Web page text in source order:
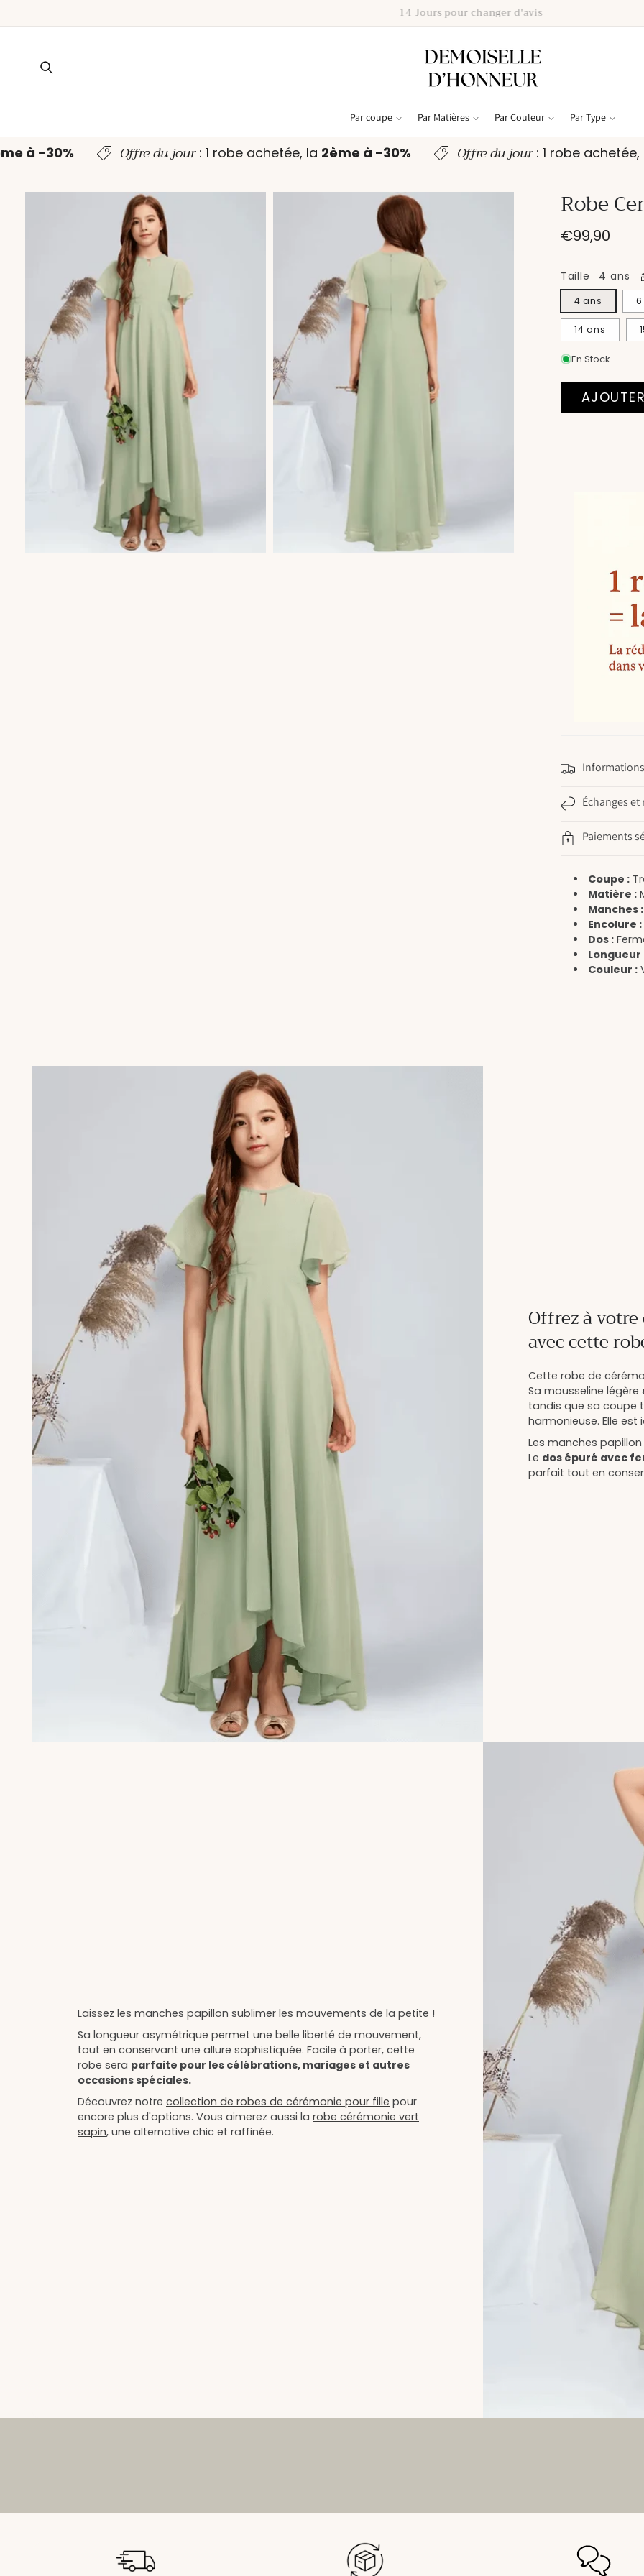
CONTENU
Livraison Offerte
Par coupe Par Matières Par Couleur Par Type
à -30% Offre du jour: 1 robe achetée, la2ème à -30% Offre du jour: 1 robe
Robe
Prix
habituel
€99,90
Taille 4 ans
4 ans
14 ans
En Stock
Échanges
Paiements
Coupe :
Matière :
Manches :
Encolure :
Dos :
Longueur
Couleur :
Offrez à
avec cette
Cette robe de
Sa mousseline légère
tandis que sa coupe
harmonieuse. Elle
Les manches
Le dos épuré avec
parfait tout en
Laissez les manches papillon sublimer les mouvements de la petite !
Sa longueur asymétrique permet une belle liberté de mouvement,
tout en conservant une allure sophistiquée. Facile à porter, cette
robe sera parfaite pour les célébrations, mariages et autres
occasions spéciales.
Découvrez notre collection de robes de cérémonie pour fille pour
encore plus d'options. Vous aimerez aussi la robe cérémonie vert
sapin, une alternative chic et raffinée.